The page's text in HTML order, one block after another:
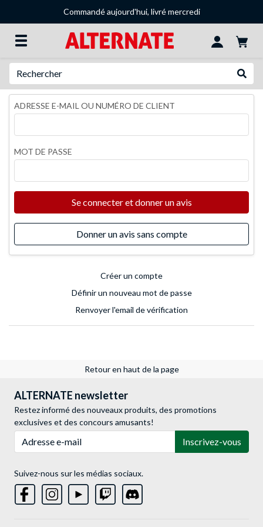
Commandé aujourd'hui, livré mercredi
ADRESSE E-MAIL OU NUMÉRO DE CLIENT
MOT DE PASSE
Se connecter et donner un avis
Donner un avis sans compte
Créer un compte
Définir un nouveau mot de passe
Renvoyer l'email de vérification
Retour en haut de la page
ALTERNATE newsletter
Restez informé des nouveaux produits, des promotions
exclusives et des concours amusants!
Inscrivez-vous
Suivez-nous sur les médias sociaux.